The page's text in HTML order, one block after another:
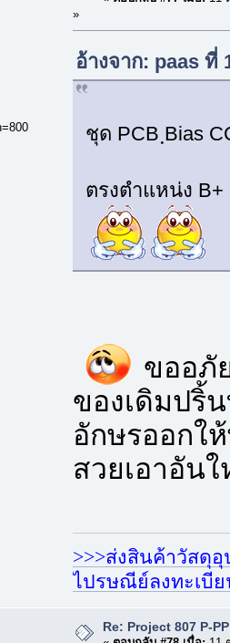
»
อ้างจาก: paas ที่
ชุด PCB ฺBias
ตรงตำแหน่ง
ขออภั
ของเดิมปริ้
อักษรออกใ
สวยเอาอัน
>>>ส่งสินค้าวัสดุ
ไปรษณีย์ลงทะเบีย
Re: Project 807 P-